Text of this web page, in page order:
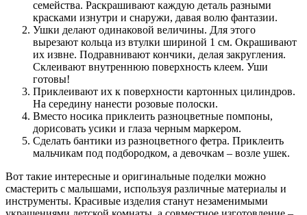
семейства. Раскрашивают каждую деталь разными
красками изнутри и снаружи, давая волю фантазии.
Ушки делают одинаковой величины. Для этого
вырезают кольца из втулки шириной 1 см. Окрашивают
их извне. Подравнивают кончики, делая закругления.
Склеивают внутреннюю поверхность клеем. Уши
готовы!
Приклеивают их к поверхности картонных цилиндров.
На середину нанести розовые полоски.
Вместо носика приклеить разноцветные помпоны,
дорисовать усики и глаза черным маркером.
Сделать бантики из разноцветного фетра. Приклеить
мальчикам под подбородком, а девочкам – возле ушек.
Вот такие интересные и оригинальные поделки можно
смастерить с малышами, используя различные материалы и
инструменты. Красивые изделия станут незаменимыми